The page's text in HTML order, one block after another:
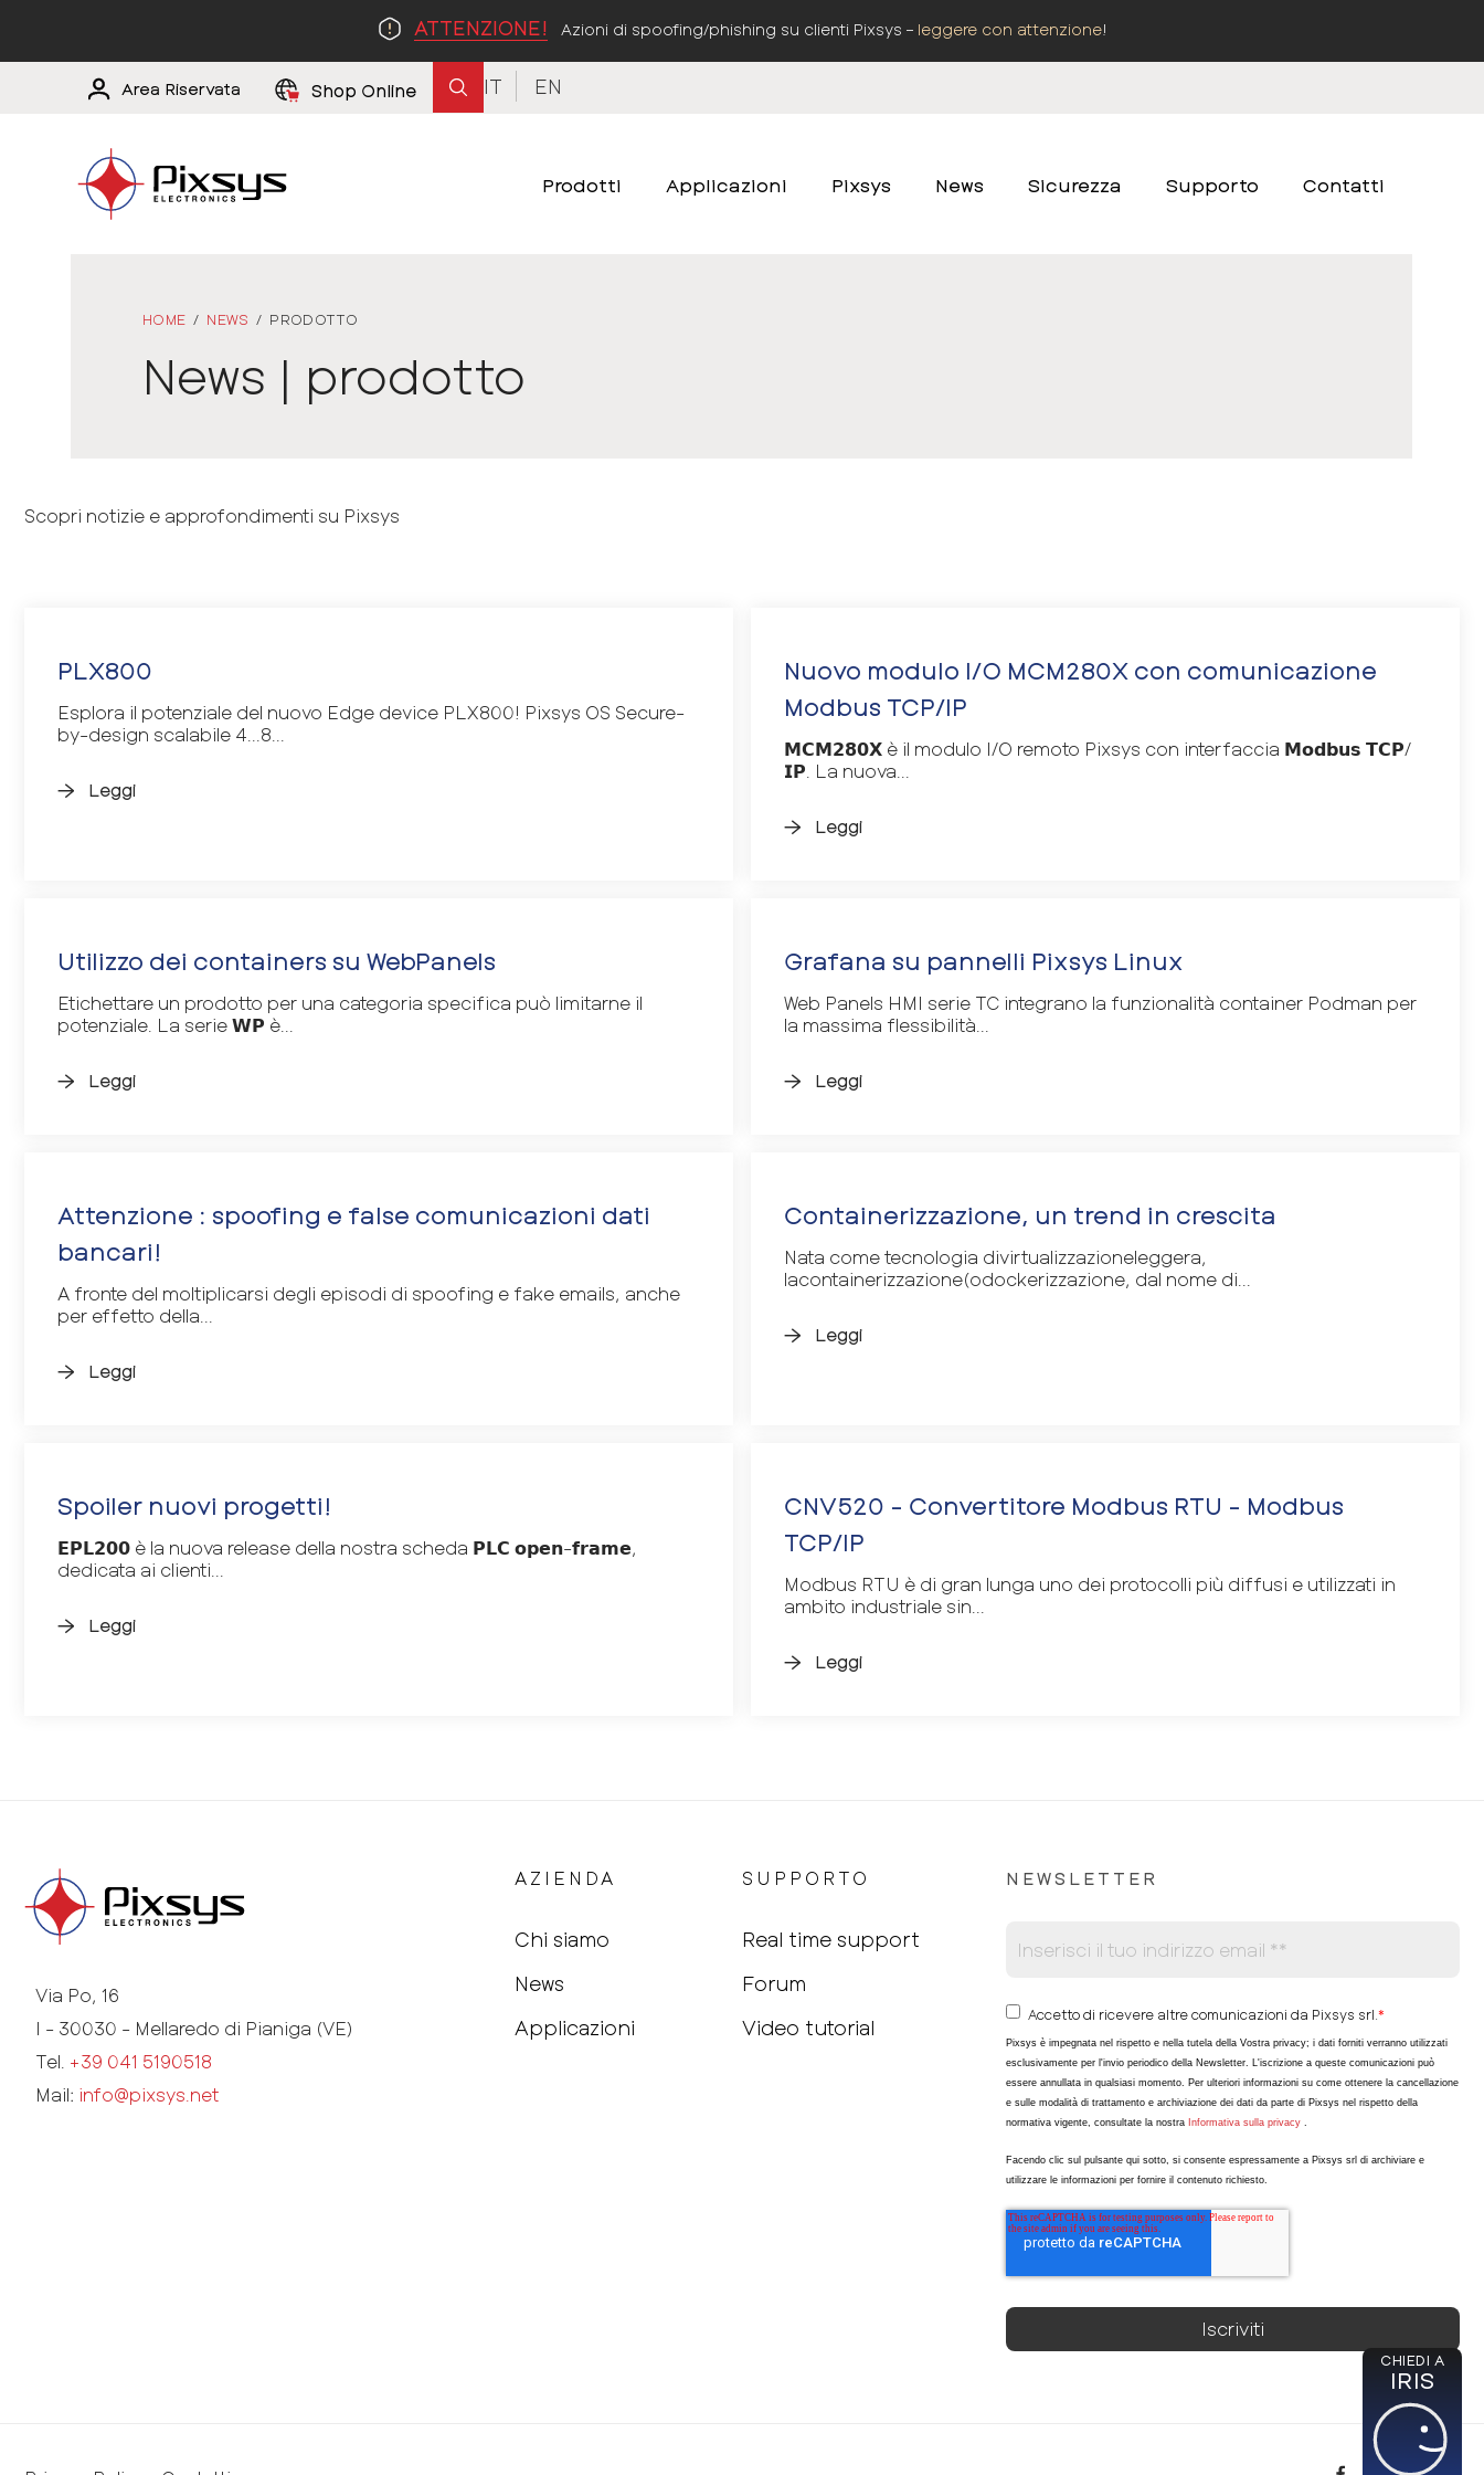
ATTENZIONE! Azioni di spoofing/phishing su clienti Pixsys – leggere con attenzione!
Area Riservata Shop Online IT EN
Prodotti Applicazioni Pixsys News Sicurezza Supporto Contatti
HOME / NEWS / PRODOTTO
News | prodotto
Scopri notizie e approfondimenti su Pixsys
PLX800
Esplora il potenziale del nuovo Edge device PLX800! Pixsys OS Secure-
by-design scalabile 4...8...
Leggi
Nuovo modulo I/O MCM280X con comunicazione
Modbus TCP/IP
𝗠𝗖𝗠𝟮𝟴𝟬𝗫 è il modulo I/O remoto Pixsys con interfaccia 𝗠𝗼𝗱𝗯𝘂𝘀 𝗧𝗖𝗣/
𝗜𝗣. La nuova...
Leggi
Utilizzo dei containers su WebPanels
Etichettare un prodotto per una categoria specifica può limitarne il
potenziale. La serie 𝗪𝗣 è...
Leggi
Grafana su pannelli Pixsys Linux
Web Panels HMI serie TC integrano la funzionalità container Podman per
la massima flessibilità...
Leggi
Attenzione : spoofing e false comunicazioni dati
bancari!
A fronte del moltiplicarsi degli episodi di spoofing e fake emails, anche
per effetto della...
Leggi
Containerizzazione, un trend in crescita
Nata come tecnologia divirtualizzazioneleggera,
lacontainerizzazione(odockerizzazione, dal nome di...
Leggi
Spoiler nuovi progetti!
𝗘𝗣𝗟𝟮𝟬𝟬 è la nuova release della nostra scheda 𝗣𝗟𝗖 𝗼𝗽𝗲𝗻-𝗳𝗿𝗮𝗺𝗲,
dedicata ai clienti...
Leggi
CNV520 - Convertitore Modbus RTU - Modbus
TCP/IP
Modbus RTU è di gran lunga uno dei protocolli più diffusi e utilizzati in
ambito industriale sin...
Leggi
Via Po, 16
I - 30030 - Mellaredo di Pianiga (VE)
Tel. +39 041 5190518
Mail: info@pixsys.net
AZIENDA
Chi siamo
News
Applicazioni
SUPPORTO
Real time support
Forum
Video tutorial
NEWSLETTER
Accetto di ricevere altre comunicazioni da Pixsys srl. *
Pixsys è impegnata nel rispetto e nella tutela della Vostra privacy; i dati forniti verranno utilizzati
esclusivamente per l'invio periodico della Newsletter. L'iscrizione a queste comunicazioni può
essere annullata in qualsiasi momento. Per ulteriori informazioni su come ottenere la cancellazione
e sulle modalità di trattamento e archiviazione dei dati da parte di Pixsys nel rispetto della
normativa vigente, consultate la nostra Informativa sulla privacy.
Facendo clic sul pulsante qui sotto, si consente espressamente a Pixsys srl di archiviare e
utilizzare le informazioni per fornire il contenuto richiesto.
CHIEDI A
IRIS